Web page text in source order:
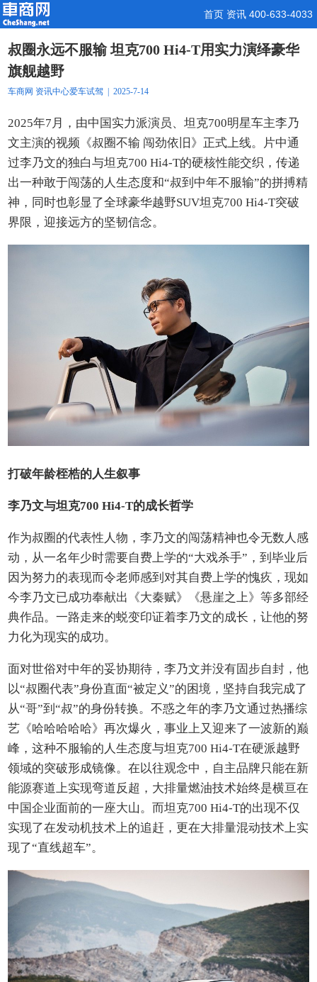
首页 资讯 400-633-4033
叔圈永远不服输 坦克700 Hi4-T用实力演绎豪华
旗舰越野
车商网 资讯中心爱车试驾 | 2025-7-14
2025年7月，由中国实力派演员、坦克700明星车主李乃
文主演的视频《叔圈不输 闯劲依旧》正式上线。片中通
过李乃文的独白与坦克700 Hi4-T的硬核性能交织，传递
出一种敢于闯荡的人生态度和“叔到中年不服输”的拼搏精
神，同时也彰显了全球豪华越野SUV坦克700 Hi4-T突破
界限，迎接远方的坚韧信念。
打破年龄桎梏的人生叙事
李乃文与坦克700 Hi4-T的成长哲学
作为叔圈的代表性人物，李乃文的闯荡精神也令无数人感
动，从一名年少时需要自费上学的“大戏杀手”，到毕业后
因为努力的表现而令老师感到对其自费上学的愧疚，现如
今李乃文已成功奉献出《大秦赋》《悬崖之上》等多部经
典作品。一路走来的蜕变印证着李乃文的成长，让他的努
力化为现实的成功。
面对世俗对中年的妥协期待，李乃文并没有固步自封，他
以“叔圈代表”身份直面“被定义”的困境，坚持自我完成了
从“哥”到“叔”的身份转换。不惑之年的李乃文通过热播综
艺《哈哈哈哈哈》再次爆火，事业上又迎来了一波新的巅
峰，这种不服输的人生态度与坦克700 Hi4-T在硬派越野
领域的突破形成镜像。在以往观念中，自主品牌只能在新
能源赛道上实现弯道反超，大排量燃油技术始终是横亘在
中国企业面前的一座大山。而坦克700 Hi4-T的出现不仅
实现了在发动机技术上的追赶，更在大排量混动技术上实
现了“直线超车”。